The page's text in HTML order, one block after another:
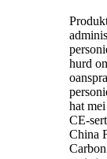
hurd
hat
CE-
China